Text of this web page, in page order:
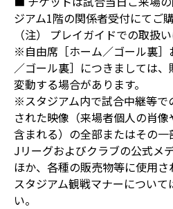
ジアム1階の関係者受付にてご
（注） プレイガイドでの取扱
※自由席［ホーム／ゴール裏］
／ゴール裏］につきましては
変動する場合があります。
※スタジアム内で試合中継等で
された映像（来場者個人の肖
含まれる）の全部またはその一
Jリーグおよびクラブの公式メ
ほか、各種の販売物等に使用さ
スタジアム観戦マナーについて
い。